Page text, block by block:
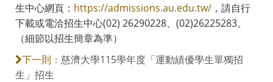
生中心網頁： https://admissions.au.edu.tw/ ，請自行
下載或電洽招生中心(02) 26290228、(02)26225283。
（細節以招生簡章為準）
下一則： 慈濟大學115學年度「運動績優學生單獨招
生」招生